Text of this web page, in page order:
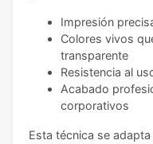
Impresión
Colores vivos
transparente
Resistencia al
Acabado
corporativos
Esta técnica se